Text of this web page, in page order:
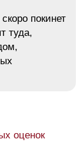
покинет
туда,
оценок